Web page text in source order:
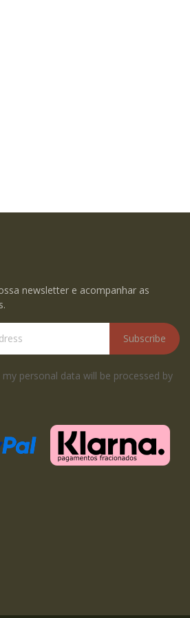
newsletter e acompanhar as
Subscribe
personal data will be processed by